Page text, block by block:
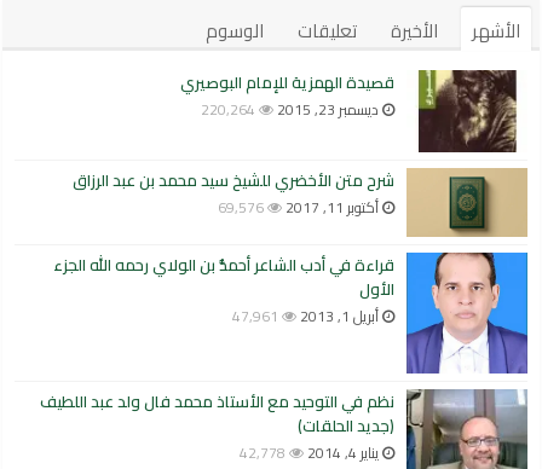
الأشهر الأخيرة تعليقات الوسوم
قصيدة الهمزية للإمام البوصيري
ديسمبر 23, 2015 220,264
شرح متن الأخضري للشيخ سيد محمد بن عبد الرزاق
أكتوبر 11, 2017 69,576
قراءة في أدب الشاعر أحمدُّ بن الولاي رحمه الله الجزء
الأول
أبريل 1, 2013 47,961
نظم في التوحيد مع الأستاذ محمد فال ولد عبد اللطيف
(جديد الحلقات)
يناير 4, 2014 42,778